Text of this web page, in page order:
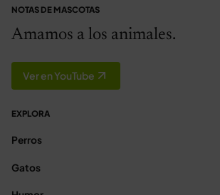
NOTAS DE MASCOTAS
Amamos a los animales.
Ver en YouTube
EXPLORA
Perros
Gatos